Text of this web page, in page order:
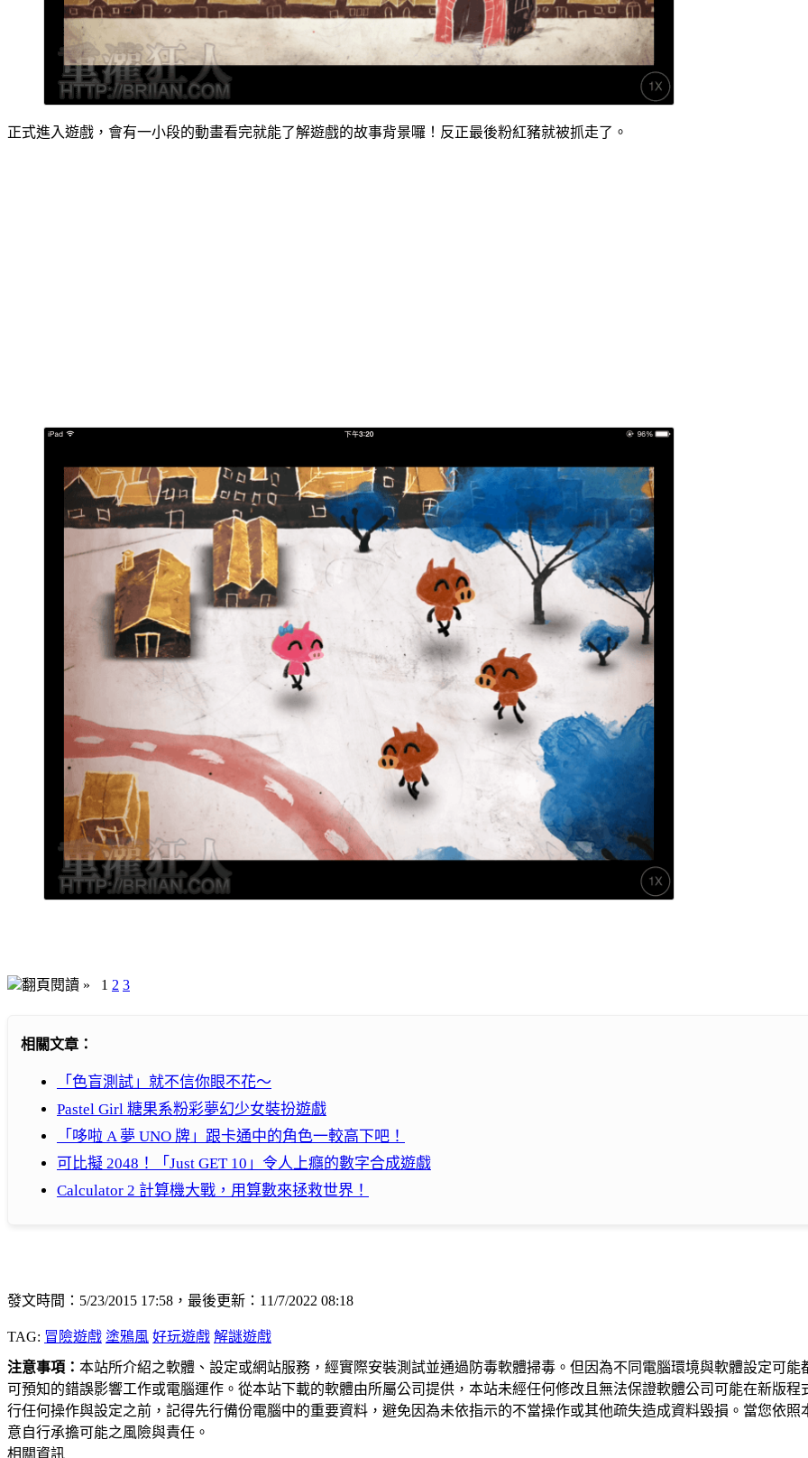
正式進入遊戲，會有一小段的動畫看完就能了解遊戲的故事背景囉！反正最後粉紅豬就被抓走了。
翻頁閱讀 » 1 2 3
相關文章：
「色盲測試」就不信你眼不花～
Pastel Girl 糖果系粉彩夢幻少女裝扮遊戲
「哆啦 A 夢 UNO 牌」跟卡通中的角色一較高下吧！
可比擬 2048！「Just GET 10」令人上癮的數字合成遊戲
Calculator 2 計算機大戰，用算數來拯救世界！
發文時間：5/23/2015 17:58，最後更新：11/7/2022 08:18
TAG: 冒險遊戲 塗鴉風 好玩遊戲 解謎遊戲
注意事項： 本站所介紹之軟體、設定或網站服務，經實際安裝測試並通過防毒軟體掃毒。但因為不同電腦環境與軟體設定可
可預知的錯誤影響工作或電腦運作。從本站下載的軟體由所屬公司提供，本站未經任何修改且無法保證軟體公司可能在新版
行任何操作與設定之前，記得先行備份電腦中的重要資料，避免因為未依指示的不當操作或其他疏失造成資料毀損。當您依
意自行承擔可能之風險與責任。
相關資訊